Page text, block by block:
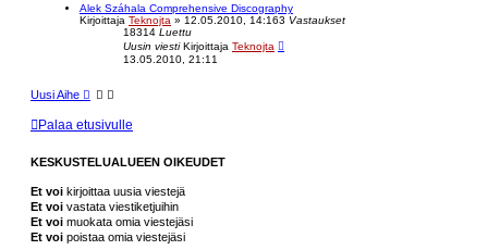
Alek Száhala Comprehensive Discography
Kirjoittaja Teknojta » 12.05.2010, 14:163 Vastaukset
18314 Luettu
Uusin viestiKirjoittaja Teknojta
13.05.2010, 21:11
Uusi Aihe
Palaa etusivulle
KESKUSTELUALUEEN OIKEUDET
Et voi kirjoittaa uusia viestejä
Et voi vastata viestiketjuihin
Et voi muokata omia viestejäsi
Et voi poistaa omia viestejäsi